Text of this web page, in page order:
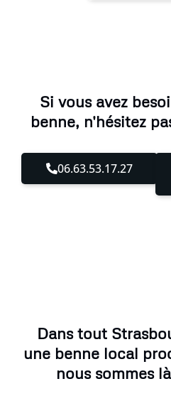
Si vous avez
benne, n'hésitez
06.63.53.17.27
Dans tout
une benne local
nous sommes